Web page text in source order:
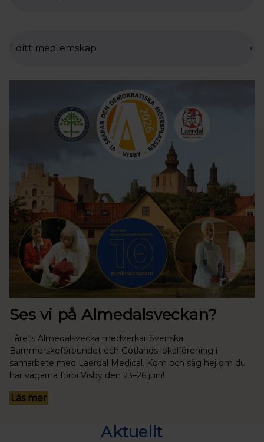
I ditt medlemskap
Ses vi på Almedalsveckan?
I årets Almedalsvecka medverkar Svenska
Barnmorskeförbundet och Gotlands lokalförening i
samarbete med Laerdal Medical. Kom och säg hej om du
har vägarna förbi Visby den 23–26 juni!
Läs mer
Aktuellt